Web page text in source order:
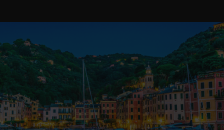
这是带有可以左右移动幻灯片 的轮播图。有些图片有放大